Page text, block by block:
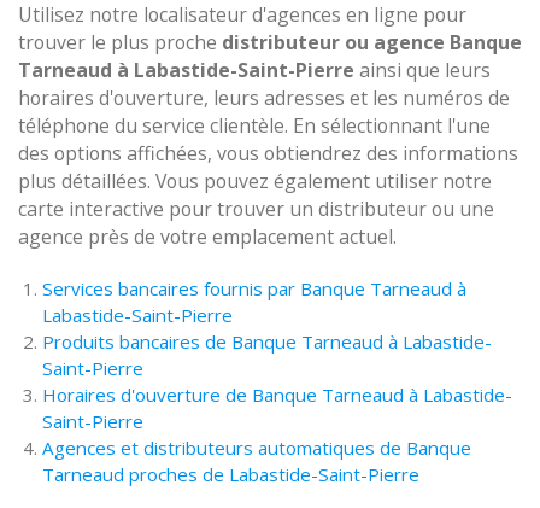
Utilisez notre localisateur d'agences en ligne pour
trouver le plus proche distributeur ou agence Banque
Tarneaud à Labastide-Saint-Pierre ainsi que leurs
horaires d'ouverture, leurs adresses et les numéros de
téléphone du service clientèle. En sélectionnant l'une
des options affichées, vous obtiendrez des informations
plus détaillées. Vous pouvez également utiliser notre
carte interactive pour trouver un distributeur ou une
agence près de votre emplacement actuel.
Services bancaires fournis par Banque Tarneaud à
Labastide-Saint-Pierre
Produits bancaires de Banque Tarneaud à Labastide-
Saint-Pierre
Horaires d'ouverture de Banque Tarneaud à Labastide-
Saint-Pierre
Agences et distributeurs automatiques de Banque
Tarneaud proches de Labastide-Saint-Pierre